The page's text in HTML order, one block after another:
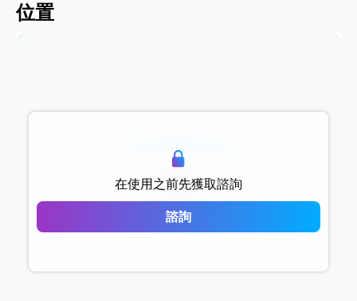
位置
在使用之前先獲取諮詢
諮詢
Dekar Zekeriyaköy